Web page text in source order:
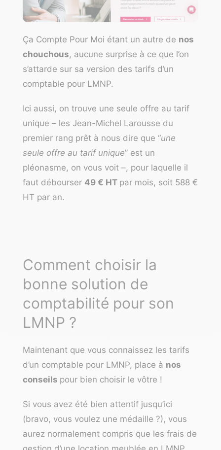
Ça Compte Pour Moi étant un autre de nos
chouchous, aucune surprise à ce que l’on
s’attarde sur sa version des tarifs d’un
comptable pour LMNP.
Ici aussi, on trouve une seule offre au tarif
unique – les Jean-Michel Larousse du
premier rang prêt à nous dire que “une
seule offre au tarif unique” est un
pléonasme, on vous voit –, pour laquelle il
faut débourser 49 € HT par mois, soit 588 €
HT par an.
Comment choisir la
bonne solution de
comptabilité pour son
LMNP ?
Maintenant que vous connaissez les tarifs
d’un comptable pour LMNP, place à nos
conseils pour bien choisir le vôtre !
Si vous avez été bien attentif jusqu’ici
(bravo, vous voulez une médaille ?), vous
aurez normalement compris que les frais de